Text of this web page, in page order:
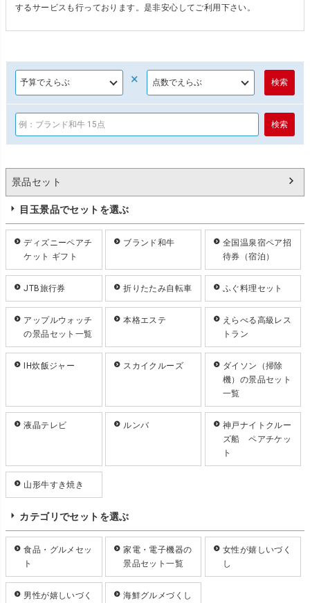
するサービスも行っております。是非安心してご利用下さい。
×
景品セット
目玉景品でセットを選ぶ
ディズニーペアチ
ケット ギフト
ブランド和牛
全国温泉宿ペア招
待券（宿泊）
JTB旅行券 折りたたみ自転車 ふぐ料理セット
アップルウォッチ
の景品セット一覧
本格エステ
えらべる高級レス
トラン
IH炊飯ジャー スカイクルーズ
ダイソン（掃除
機）の景品セット
一覧
液晶テレビ ルンバ
神戸ナイトクルー
ズ船 ペアチケッ
ト
山形牛すき焼き
カテゴリでセットを選ぶ
食品・グルメセッ
ト
家電・電子機器の
景品セット一覧
女性が嬉しいづく
し
男性が嬉しいづく
海鮮グルメづくし